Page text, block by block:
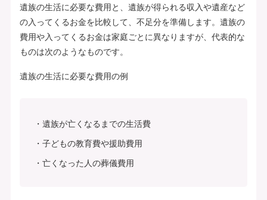
遺族の生活に必要な費用と、遺族が得られる収入や遺産など
の入ってくるお金を比較して、不足分を準備します。遺族の
費用や入ってくるお金は家庭ごとに異なりますが、代表的な
ものは次のようなものです。
遺族の生活に必要な費用の例
遺族が亡くなるまでの生活費
子どもの教育費や援助費用
亡くなった人の葬儀費用